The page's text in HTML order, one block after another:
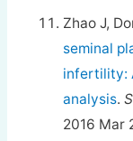
Zhao J,
seminal
infertility:
analysis.
2016 Mar